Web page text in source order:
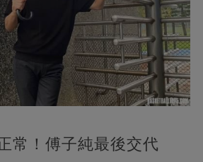
常！傅子純最後交代